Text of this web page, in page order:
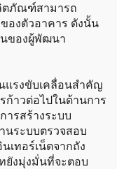
ตภัณฑ์สามารถ
องตัวอาคาร ดังนั้น
นของผู้พัฒนา
แรงขับเคลื่อนสำคัญ
รก้าวต่อไปในด้านการ
ารสร้างระบบ
นระบบตรวจสอบ
ทอร์เน็ตจากถัง
ยังมุ่งมั่นที่จะตอบ